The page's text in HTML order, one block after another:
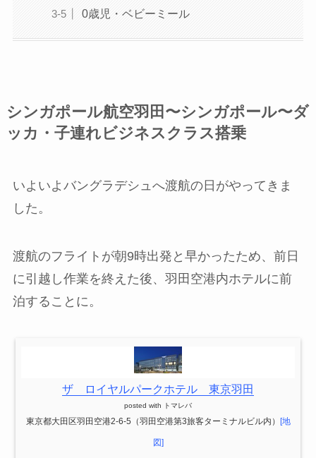
0歳児・ベビーミール
シンガポール航空羽田〜シンガポール〜ダ
ッカ・子連れビジネスクラス搭乗
いよいよバングラデシュへ渡航の日がやってきま
した。
渡航のフライトが朝9時出発と早かったため、前日
に引越し作業を終えた後、羽田空港内ホテルに前
泊することに。
ザ ロイヤルパークホテル 東京羽田
posted with トマレバ
東京都大田区羽田空港2-6-5（羽田空港第3旅客ターミナルビル内） [地
図]